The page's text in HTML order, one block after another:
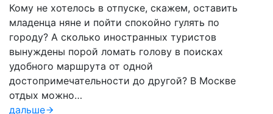
Кому не хотелось в отпуске, скажем, оставить
младенца няне и пойти спокойно гулять по
городу? А сколько иностранных туристов
вынуждены порой ломать голову в поисках
удобного маршрута от одной
достопримечательности до другой? В Москве
отдых можно…
дальше